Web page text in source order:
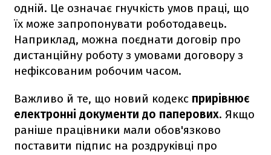
одній. Це означає гнучкість умов праці, що
їх може запропонувати роботодавець.
Наприклад, можна поєднати договір про
дистанційну роботу з умовами договору з
нефіксованим робочим часом.
Важливо й те, що новий кодекс прирівнює
електронні документи до паперових. Якщо
раніше працівники мали обов'язково
поставити підпис на роздруківці про